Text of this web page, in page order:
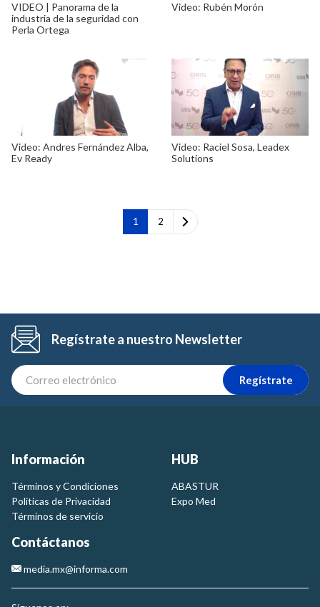
VIDEO | Panorama de la
industria de la seguridad con
Perla Ortega
Video: Rubén Morón
Video: Andres Fernández Alba,
Ev Ready
Video: Raciel Sosa, Leadex
Solutions
1 2
Regístrate a nuestro Newsletter
Regístrate
Información
Términos y Condiciones
Politicas de Privacidad
Términos de servicio
HUB
ABASTUR
Expo Med
Contáctanos
media.mx@informa.com